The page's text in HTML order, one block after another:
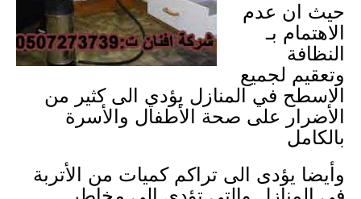
حيث ان عدم
الاهتمام بـ
النظافة
وتعقيم لجميع
الاسطح في المنازل يؤدي الى كثير من
الأضرار على صحة الأطفال والأسرة
بالكامل
وأيضا يؤدى الى تراكم كميات من الأتربة